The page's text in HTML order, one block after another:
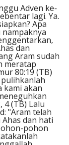
Adven ke-
lagi. Ya.
Apa
dan
Aram sudah
meratap
80:19 (TB)
pulihkanlah
kami akan
4 (TB) Lalu
"Aram telah
dan hati
pohon